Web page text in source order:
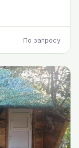
По запросу